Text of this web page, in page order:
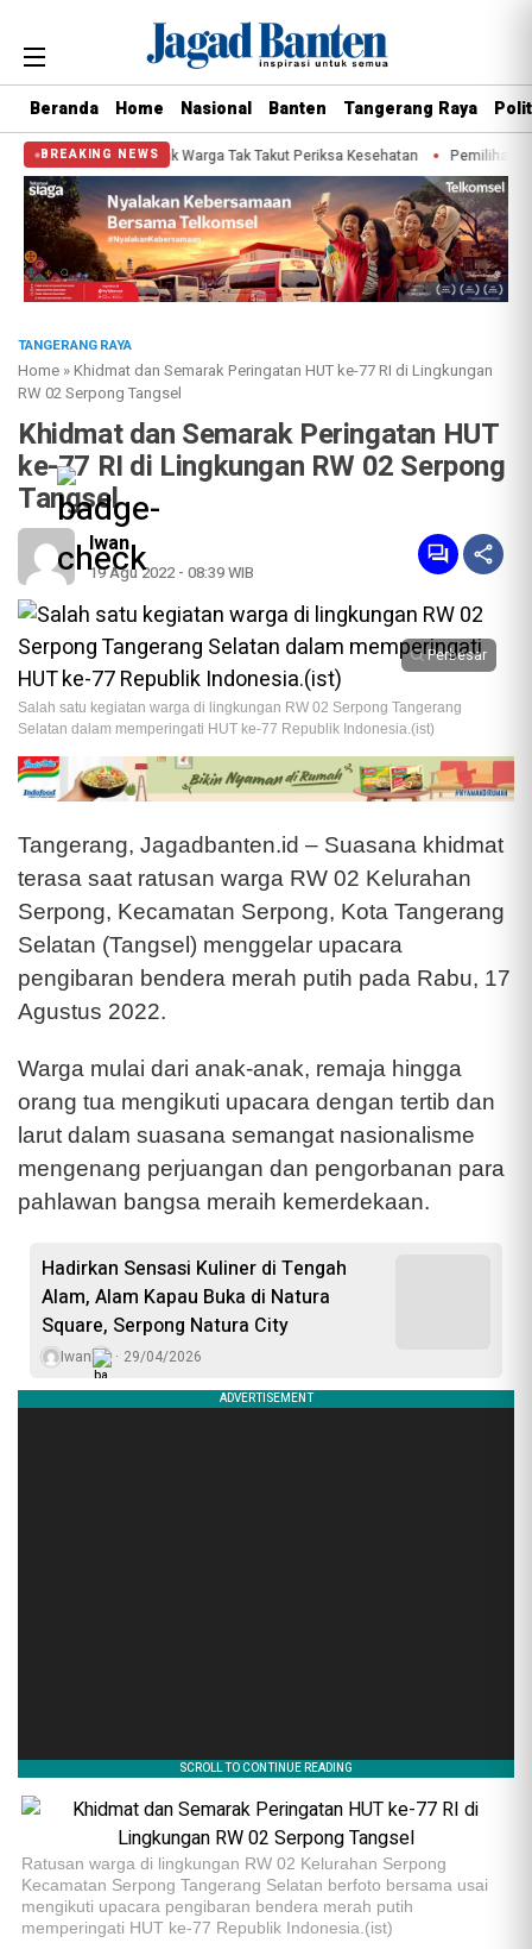
Beranda Home Nasional Banten Tangerang Raya
BREAKING NEWS
Sachrudin Ajak Warga Tak Takut Periksa Kesehatan Pemilihan Duta Baca
TANGERANG RAYA
Home »Khidmat dan Semarak Peringatan HUT ke-77 RI di Lingkungan
RW 02 Serpong Tangsel
Khidmat dan Semarak Peringatan HUT
ke-77 RI di Lingkungan RW 02 Serpong
Tangsel
Iwan
19 Agu 2022 - 08:39 WIB
Perbesar
Salah satu kegiatan warga di lingkungan RW 02 Serpong Tangerang
Selatan dalam memperingati HUT ke-77 Republik Indonesia.(ist)
Tangerang, Jagadbanten.id – Suasana khidmat
terasa saat ratusan warga RW 02 Kelurahan
Serpong, Kecamatan Serpong, Kota Tangerang
Selatan (Tangsel) menggelar upacara
pengibaran bendera merah putih pada Rabu, 17
Agustus 2022.
Warga mulai dari anak-anak, remaja hingga
orang tua mengikuti upacara dengan tertib dan
larut dalam suasana semangat nasionalisme
mengenang perjuangan dan pengorbanan para
pahlawan bangsa meraih kemerdekaan.
Hadirkan Sensasi Kuliner di Tengah
Alam, Alam Kapau Buka di Natura
Square, Serpong Natura City
Iwan 29/04/2026
Ratusan warga di lingkungan RW 02 Kelurahan Serpong
Kecamatan Serpong Tangerang Selatan berfoto bersama usai
mengikuti upacara pengibaran bendera merah putih
memperingati HUT ke-77 Republik Indonesia.(ist)